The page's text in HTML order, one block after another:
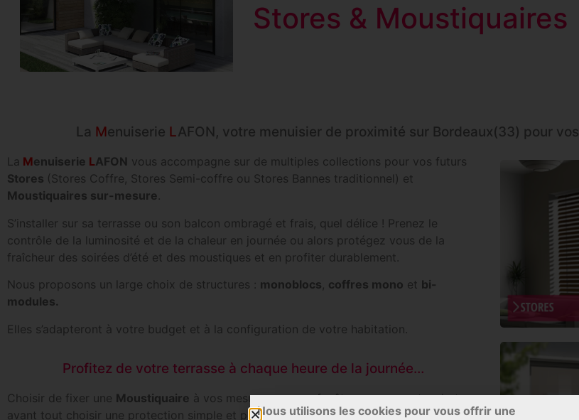
Stores & Moustiquaires
La Menuiserie LAFON, votre menuisier de proximité sur Bordeaux(33) pour vos
La Menuiserie LAFON vous accompagne sur de multiples collections pour vos futurs
Stores (Stores Coffre, Stores Semi-coffre ou Stores Bannes traditionnel) et
Moustiquaires sur-mesure.
S’installer sur sa terrasse ou son balcon ombragé et frais, quel délice ! Prenez le
contrôle de la luminosité et de la chaleur en journée ou alors protégez vous de la
fraîcheur des soirées d’été et des moustiques et en profiter durablement.
Nous proposons un large choix de structures : monoblocs, coffres mono et bi-
modules.
Elles s’adapteront à votre budget et à la configuration de votre habitation.
Profitez de votre terrasse à chaque heure de la journée…
Choisir de fixer une Moustiquaire à vos mesures sur une fenêtre ou une porte, c’est
avant tout choisir une protection simple et performante contre toutes sortes
Nous utilisons les cookies pour vous offrir une